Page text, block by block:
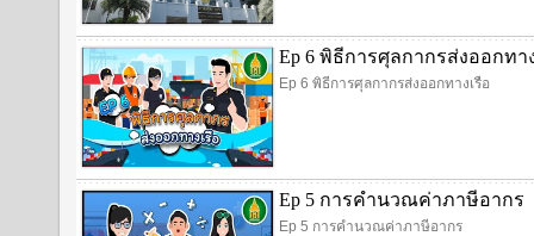
Ep 6 พิธีการศุลกากรส่งออกทา
Ep 6 พิธีการศุลกากรส่งออกทางเรือ
Ep 5 การคำนวณค่าภาษีอากร
Ep 5 การคำนวณค่าภาษีอากร